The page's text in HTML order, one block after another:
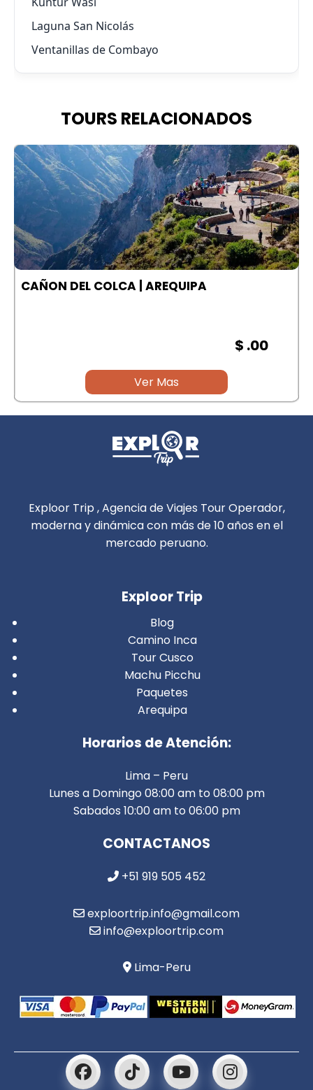
Laguna San Nicolás
Ventanillas de Combayo
TOURS RELACIONADOS
CAÑON DEL COLCA | AREQUIPA
$ .00
Ver Mas
Exploor Trip , Agencia de Viajes Tour Operador,
moderna y dinámica con más de 10 años en el
mercado peruano.
Exploor Trip
Blog
Camino Inca
Tour Cusco
Machu Picchu
Paquetes
Arequipa
Horarios de Atención:
Lima – Peru
Lunes a Domingo 08:00 am to 08:00 pm
Sabados 10:00 am to 06:00 pm
CONTACTANOS
+51 919 505 452
exploortrip.info@gmail.com
info@exploortrip.com
Lima-Peru